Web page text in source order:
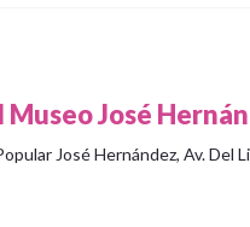
José
José Hernández, Av. Del